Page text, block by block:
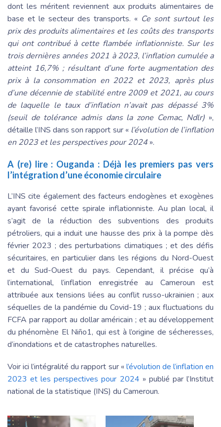
dont les méritent reviennent aux produits alimentaires de
base et le secteur des transports. « Ce sont surtout les
prix des produits alimentaires et les coûts des transports
qui ont contribué à cette flambée inflationniste. Sur les
trois dernières années 2021 à 2023, l’inflation cumulée a
atteint 16,7% ; résultant d’une forte augmentation des
prix à la consommation en 2022 et 2023, après plus
d’une décennie de stabilité entre 2009 et 2021, au cours
de laquelle le taux d’inflation n’avait pas dépassé 3%
(seuil de tolérance admis dans la zone Cemac, Ndlr) »,
détaille l’INS dans son rapport sur « l’évolution de l’inflation
en 2023 et les perspectives pour 2024 ».
A (re) lire : Ouganda : Déjà les premiers pas vers
l’intégration d’une économie circulaire
L’INS cite également des facteurs endogènes et exogènes
ayant favorisé cette spirale inflationniste. Au plan local, il
s’agit de la réduction des subventions des produits
pétroliers, qui a induit une hausse des prix à la pompe dès
février 2023 ; des perturbations climatiques ; et des défis
sécuritaires, en particulier dans les régions du Nord-Ouest
et du Sud-Ouest du pays. Cependant, il précise qu’à
l’international, l’inflation enregistrée au Cameroun est
attribuée aux tensions liées au conflit russo-ukrainien ; aux
séquelles de la pandémie du Covid-19 ; aux fluctuations du
FCFA par rapport au dollar américain ; et au développement
du phénomène El Niño1, qui est à l’origine de sécheresses,
d’inondations et de catastrophes naturelles.
Voir ici l’intégralité du rapport sur « l’évolution de l’inflation en
2023 et les perspectives pour 2024 » publié par l’Institut
national de la statistique (INS) du Cameroun.